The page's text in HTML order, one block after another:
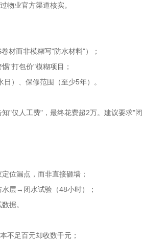
物业官方渠道核实。
卷材而非模糊写"防水材料"）；
惕"打包价"模糊项目；
日）、保修范围（至少5年）。
知"仅人工费" ，最终花费超2万。建议要求"
位漏点，而非直接砸墙；
水层→ 闭水试验（48小时）；
据。
不足百元却收数千元；